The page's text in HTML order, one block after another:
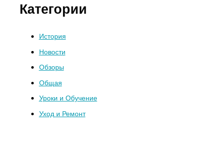
Категории
История
Новости
Обзоры
Общая
Уроки и Обучение
Уход и Ремонт